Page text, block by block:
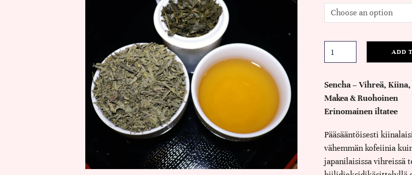
ADD
Sencha – Vihreä,
Makea & Ruohoinen
Erinomainen iltatee
Pääsääntöisesti
vähemmän kofeiinia
japanilaisissa vihreissä